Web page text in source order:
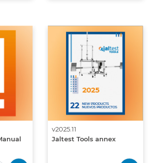
v2025.11
Jaltest Tools annex